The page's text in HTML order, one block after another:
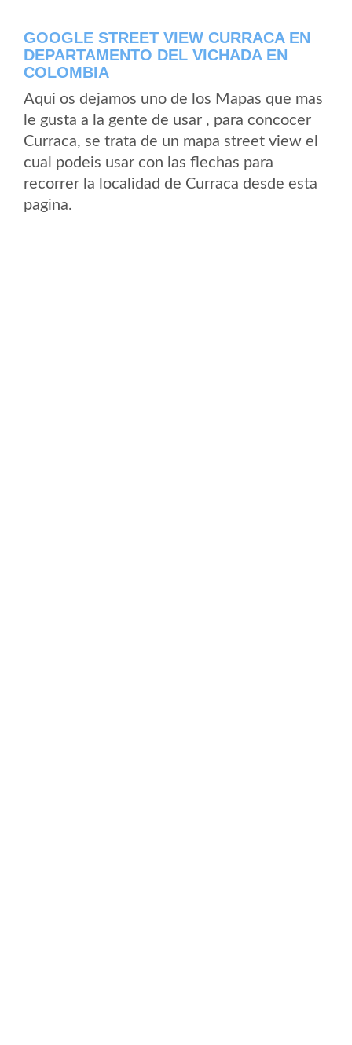
GOOGLE STREET VIEW CURRACA EN
DEPARTAMENTO DEL VICHADA EN
COLOMBIA
Aqui os dejamos uno de los Mapas que mas
le gusta a la gente de usar , para concocer
Curraca, se trata de un mapa street view el
cual podeis usar con las flechas para
recorrer la localidad de Curraca desde esta
pagina.